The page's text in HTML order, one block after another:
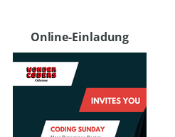
Online-Einladung